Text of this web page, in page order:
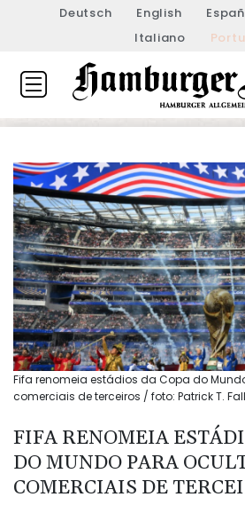
Deutsch English
Italiano
Fifa renomeia estádios da Copa do
comerciais de terceiros / foto: Patrick T.
FIFA RENOMEIA
DO MUNDO PARA
COMERCIAIS DE